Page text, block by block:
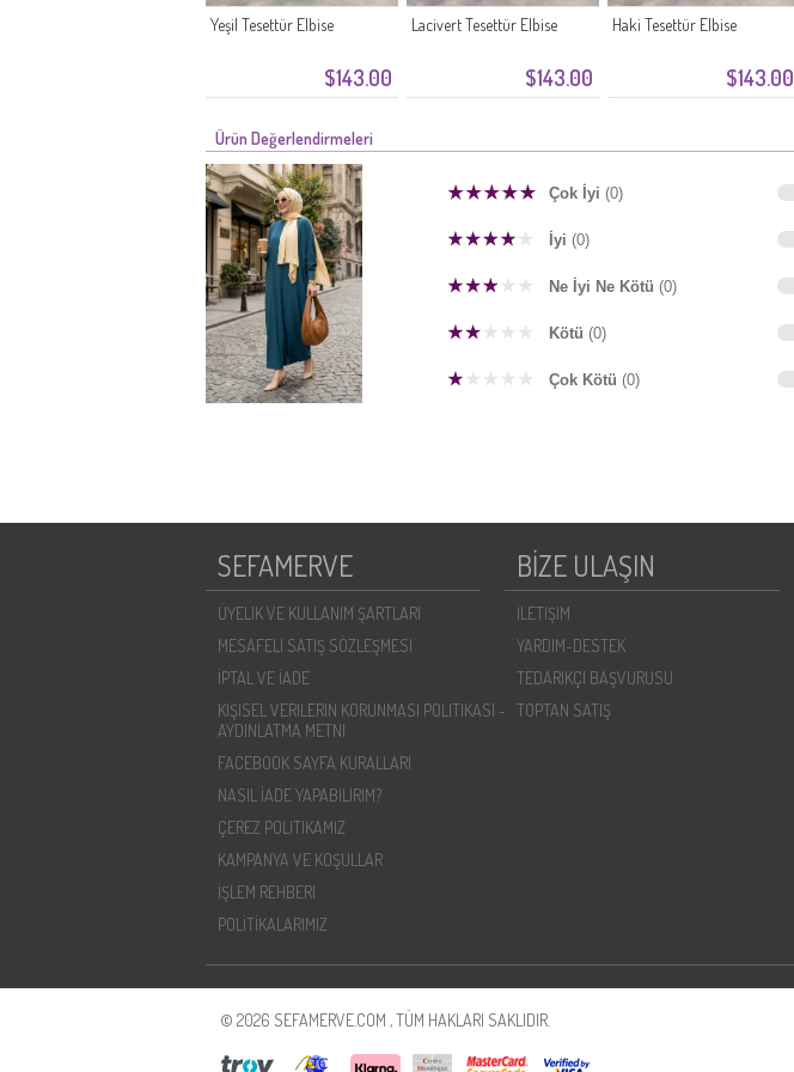
$143.00
Yeşil Tesettür Elbise
$143.00
Lacivert Tesettür Elbise
$143.00
Haki Tesettür Elbise
Ürün Değerlendirmeleri
Çok İyi (0)
İyi (0)
Ne İyi Ne Kötü (0)
Kötü (0)
Çok Kötü (0)
SEFAMERVE
ÜYELIK VE KULLANIM ŞARTLARI
MESAFELI SATIŞ SÖZLEŞMESI
İPTAL VE İADE
KIŞISEL VERILERIN KORUNMASI POLITIKASI -
AYDINLATMA METNI
FACEBOOK SAYFA KURALLARI
NASIL İADE YAPABILIRIM?
ÇEREZ POLITIKAMIZ
KAMPANYA VE KOŞULLAR
İŞLEM REHBERI
POLİTİKALARIMIZ
BİZE ULAŞIN
İLETIŞIM
YARDIM-DESTEK
TEDARIKÇI BAŞVURUSU
TOPTAN SATIŞ
© 2026 SEFAMERVE.COM , TÜM HAKLARI SAKLIDIR.